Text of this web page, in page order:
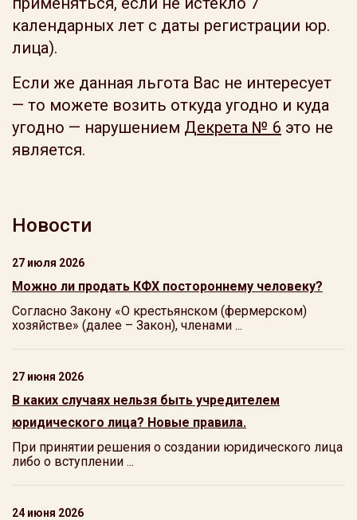
календарных лет с даты регистрации юр.
лица).
Если же данная льгота Вас не интересует
— то можете возить откуда угодно и куда
угодно — нарушением Декрета № 6 это не
является.
Новости
27 июля 2026
Можно ли продать КФХ постороннему человеку?
Согласно Закону «О крестьянском (фермерском)
хозяйстве» (далее – Закон), членами ...
27 июня 2026
В каких случаях нельзя быть учредителем
юридического лица? Новые правила.
При принятии решения о создании юридического лица
либо о вступлении ...
24 июня 2026